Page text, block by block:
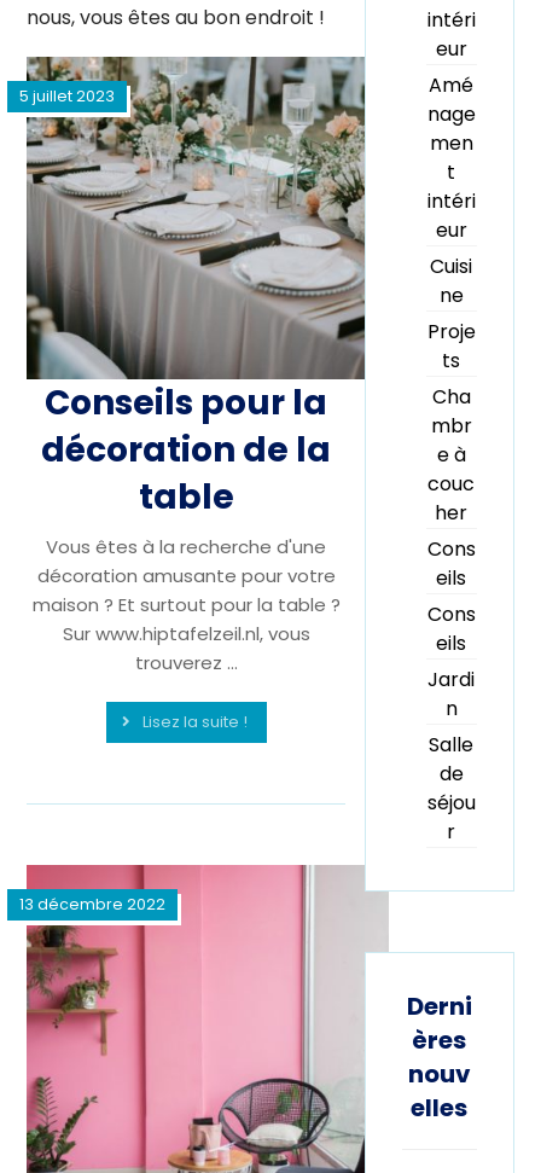
nous, vous êtes au bon endroit !
Conseils pour la
décoration de la
table
5 juillet 2023
Vous êtes à la recherche d'une
décoration amusante pour votre
maison ? Et surtout pour la table ?
Sur www.hiptafelzeil.nl, vous
trouverez ...
Lisez la suite !
13 décembre 2022
intéri
eur
Amé
nage
men
t
intéri
eur
Cuisi
ne
Proje
ts
Cha
mbr
e à
couc
her
Cons
eils
Cons
eils
Jardi
n
Salle
de
séjou
r
Derni
ères
nouv
elles